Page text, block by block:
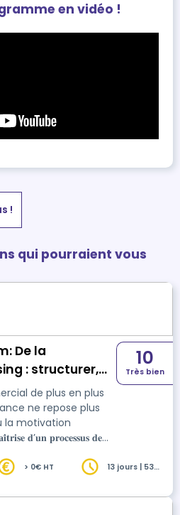
en vidéo !
!
qui pourraient vous
De la
: structurer,
la
de plus en plus
ne repose plus
la motivation
𝐝’𝐮𝐧 𝐩𝐫𝐨𝐜𝐞𝐬𝐬𝐮𝐬 𝐝𝐞
équipes
jusqu’au closing,
𝐟𝐨𝐫𝐦𝐚𝐭𝐢𝐨𝐧
10
Très bien
> 0€ HT
13 jours | 53